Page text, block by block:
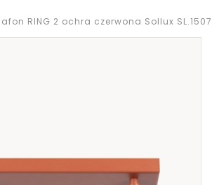
RING 2 ochra czerwona Sollux SL.1507